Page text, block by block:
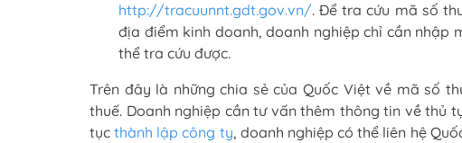
http://tracuunnt.gdt.gov.vn/. Để tra cứu mã số
địa điểm kinh doanh, doanh nghiệp chỉ cần nhập
thể tra cứu được.
Trên đây là những chia sẻ của Quốc Việt về mã số
thuế. Doanh nghiệp cần tư vấn thêm thông tin về thủ
tụcthành lập công ty, doanh nghiệp có thể liên hệ